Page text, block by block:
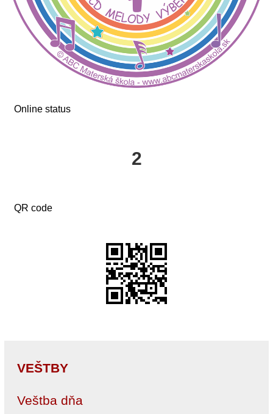
Online status
2
QR code
VEŠTBY
Veštba dňa